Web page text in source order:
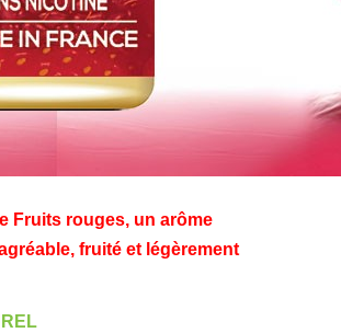
Fruits rouges, un arôme
fruité et légèrement